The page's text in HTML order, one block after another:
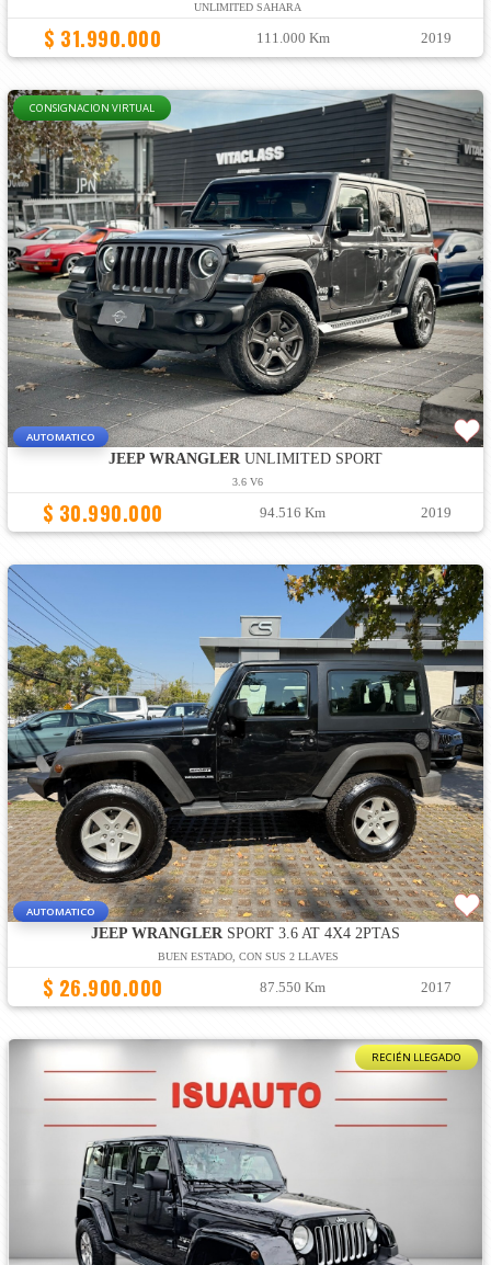
UNLIMITED SAHARA
$ 31.990.000 111.000 Km 2019
CONSIGNACION VIRTUAL
AUTOMATICO
JEEP WRANGLERUNLIMITED SPORT
3.6 V6
$ 30.990.000 94.516 Km 2019
AUTOMATICO
JEEP WRANGLERSPORT 3.6 AT 4X4 2PTAS
BUEN ESTADO, CON SUS 2 LLAVES
$ 26.900.000 87.550 Km 2017
RECIÉN LLEGADO